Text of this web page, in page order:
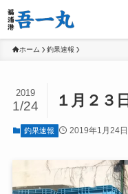
ホーム 釣果速報
１月２３
2019
1/24
釣果速報 2019年1月24日